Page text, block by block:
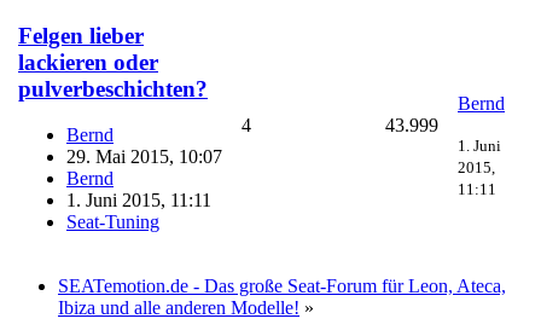
Felgen lieber
lackieren oder
pulverbeschichten?
Bernd
29. Mai 2015, 10:07
Bernd
1. Juni 2015, 11:11
Seat-Tuning
4 43.999
Bernd
1. Juni
2015,
11:11
SEATemotion.de - Das große Seat-Forum für Leon, Ateca,
Ibiza und alle anderen Modelle! »